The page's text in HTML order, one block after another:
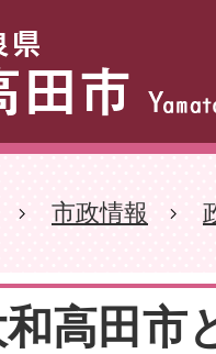
市政情報
高田市